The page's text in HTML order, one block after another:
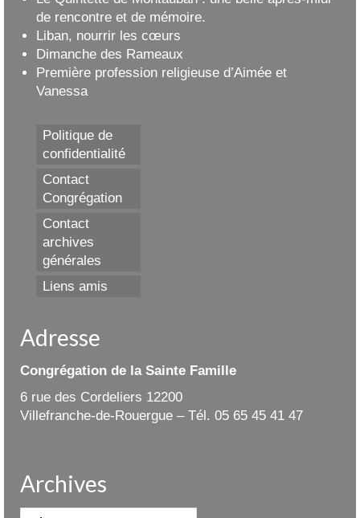
de rencontre et de mémoire.
Liban, nourrir les cœurs
Dimanche des Rameaux
Première profession religieuse d’Aimée et
Vanessa
Politique de
confidentialité
Contact
Congrégation
Contact
archives
générales
Liens amis
Adresse
Congrégation de la Sainte Famille
6 rue des Cordeliers 12200
Villefranche-de-Rouergue – Tél. 05 65 45 41 47
Archives